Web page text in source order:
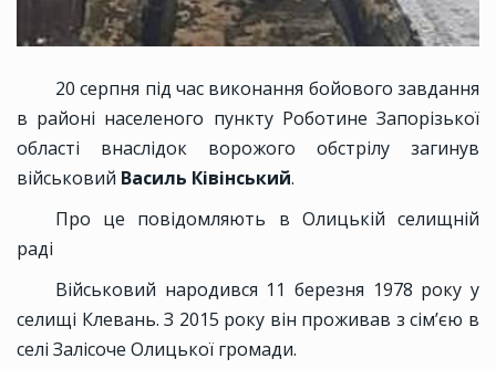
20 серпня під час виконання бойового завдання
в районі населеного пункту Роботине Запорізької
області внаслідок ворожого обстрілу загинув
військовий Василь Ківінський.
Про це повідомляють в Олицькій селищній
раді
Військовий народився 11 березня 1978 року у
селищі Клевань. З 2015 року він проживав з сім’єю в
селі Залісоче Олицької громади.